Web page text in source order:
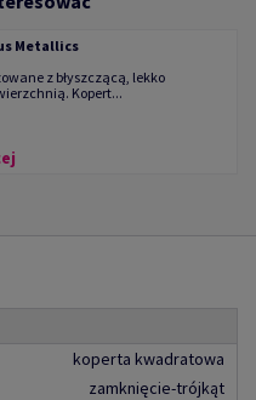
Metallics
z błyszczącą, lekko
Kopert...
koperta kwadratowa
zamknięcie-trójkąt